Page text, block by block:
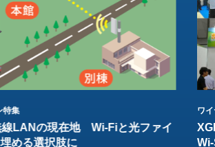
特集
線LANの現在地 Wi-Fiと光ファイ
める選択肢に
ワ